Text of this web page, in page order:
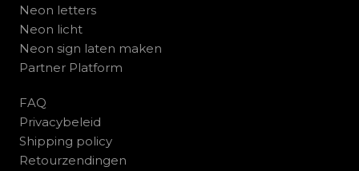
Neon letters
Neon licht
Neon sign laten maken
Partner Platform
FAQ
Privacybeleid
Shipping policy
Retourzendingen